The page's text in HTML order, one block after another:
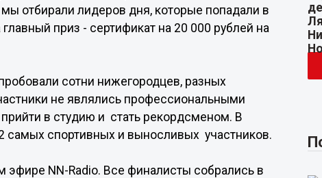
отбирали лидеров дня, которые попадали в
приз - сертификат на 20 000 рублей на
сотни нижегородцев, разных
не являлись профессиональными
в студию и стать рекордсменом. В
самых спортивных и выносливых участников.
NN-Radio. Все финалисты собрались в